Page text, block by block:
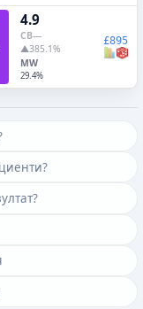
4.9
CB—
▲385.1%
MW
29.4%
£895